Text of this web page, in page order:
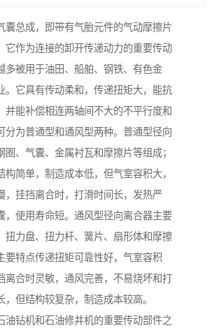
囊总成，即带有气胎元件的气动摩擦片
它作为连接的卸开传递动力的重要传动
多被用于油田、船舶、钢铁、有色金
。它具有传动柔和，传递扭矩大，能抗
并能补偿相连两轴间不大的不平行度和
分为普通型和通风型两种。普通型径向
圈、气囊、金属衬瓦和摩擦片等组成；
构简单，制造成本低，但气室容积大，
，挂挡离合时，打滑时间长，发热严
，使用寿命短。通风型径向离合器主要
扭力盘、扭力杆、簧片、扇形体和摩擦
要特点传递扭矩可靠性好，气室容积
离合时灵敏，通风完善，不易烧坏和打
，但结构较复杂，制造成本较高。
油钻机和石油修井机的重要传动部件之